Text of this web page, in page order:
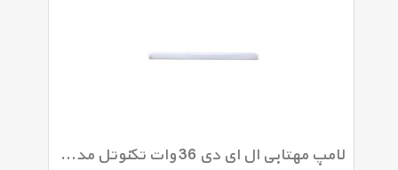
لامپ مهتابی ال ای دی 36 وات تکنوتل مدل 12036